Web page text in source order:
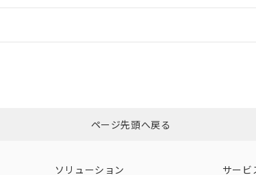
ダウンロードはこちら
（日本
（アメリカ
ページ先頭へ戻る
ソリューション サービ